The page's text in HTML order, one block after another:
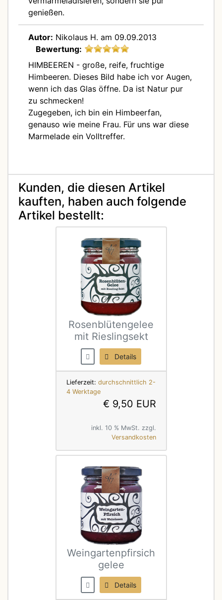
genießen.
Autor: Nikolaus H. am 09.09.2013
Bewertung:
HIMBEEREN - große, reife, fruchtige
Himbeeren. Dieses Bild habe ich vor Augen,
wenn ich das Glas öffne. Da ist Natur pur
zu schmecken!
Zugegeben, ich bin ein Himbeerfan,
genauso wie meine Frau. Für uns war diese
Marmelade ein Volltreffer.
Kunden, die diesen Artikel
kauften, haben auch folgende
Artikel bestellt:
Rosenblütengelee
mit Rieslingsekt
Details
Lieferzeit: durchschnittlich 2-
4 Werktage
€ 9,50 EUR
inkl. 10 % MwSt. zzgl.
Versandkosten
Weingartenpfirsich
gelee
Details